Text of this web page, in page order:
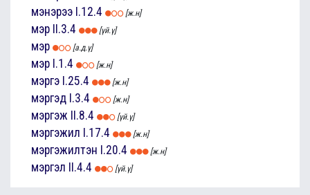
мэнэрээ I.12.4 [ж.н]
мэр II.3.4 [үй.ү]
мэр [а.д.ү]
мэр I.1.4 [ж.н]
мэргэ I.25.4 [ж.н]
мэргэд I.3.4 [ж.н]
мэргэж II.8.4 [үй.ү]
мэргэжил I.17.4 [ж.н]
мэргэжилтэн I.20.4 [ж.н]
мэргэл II.4.4 [үй.ү]